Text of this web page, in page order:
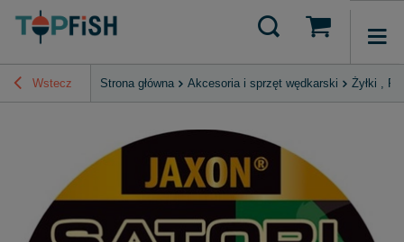
Wstecz Strona główna Akcesoria i sprzęt wędkarski Żyłki ,